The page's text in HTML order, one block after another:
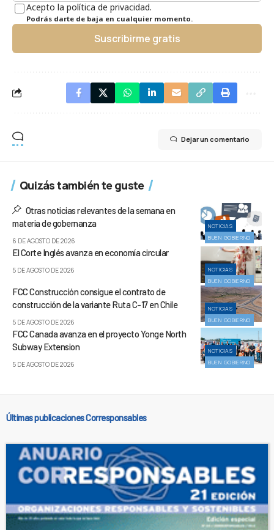
Acepto la política de privacidad.
Podrás darte de baja en cualquier momento.
Suscribirme gratis
Dejar un comentario
Quizás también te guste
NOTICIAS
BUEN GOBIERNO
Otras noticias relevantes de la semana en
materia de gobernanza
6 DE AGOSTO DE 2026
NOTICIAS
BUEN GOBIERNO
El Corte Inglés avanza en economía circular
5 DE AGOSTO DE 2026
NOTICIAS
BUEN GOBIERNO
FCC Construcción consigue el contrato de
construcción de la variante Ruta C-17 en Chile
5 DE AGOSTO DE 2026
NOTICIAS
BUEN GOBIERNO
FCC Canada avanza en el proyecto Yonge North
Subway Extension
5 DE AGOSTO DE 2026
Últimas publicaciones Corresponsables